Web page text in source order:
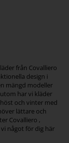
från Covalliero
design i
mängd modeller
har vi kläder
och vinter med
lättare och
Covalliero ,
något för dig här